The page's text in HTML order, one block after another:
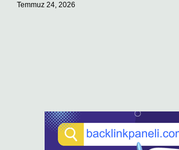
Temmuz 24, 2026